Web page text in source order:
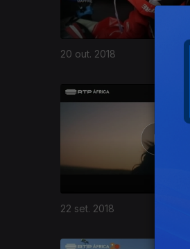
20 out. 2018
22 set. 2018